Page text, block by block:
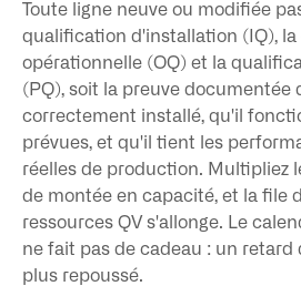
Toute ligne neuve ou modifiée
qualification d'installation (IQ),
opérationnelle (OQ) et la
(PQ), soit la preuve documentée
correctement installé, qu'il
prévues, et qu'il tient les
réelles de production. Multipliez
de montée en capacité, et la file
ressources QV s'allonge. Le
ne fait pas de cadeau : un retard
plus repoussé.